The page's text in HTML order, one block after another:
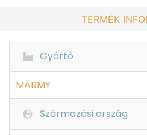
TERMÉK
Gyártó
MARMY
Származási ország